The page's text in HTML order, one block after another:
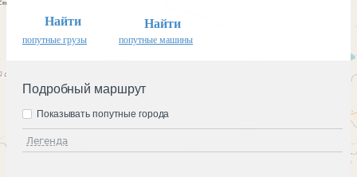
Найти
попутные грузы
Найти
попутные машины
Подробный маршрут
Легенда
Показывать попутные города